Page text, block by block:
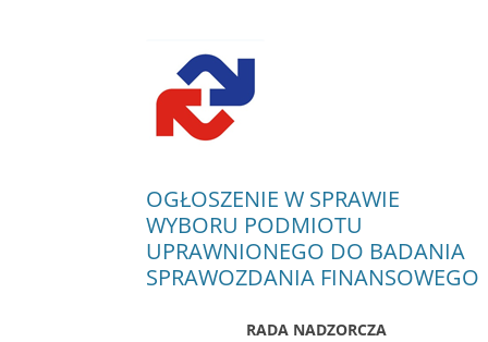
OGŁOSZENIE W SPRAWIE
WYBORU PODMIOTU
UPRAWNIONEGO DO BADANIA
SPRAWOZDANIA FINANSOWEGO
RADA NADZORCZA